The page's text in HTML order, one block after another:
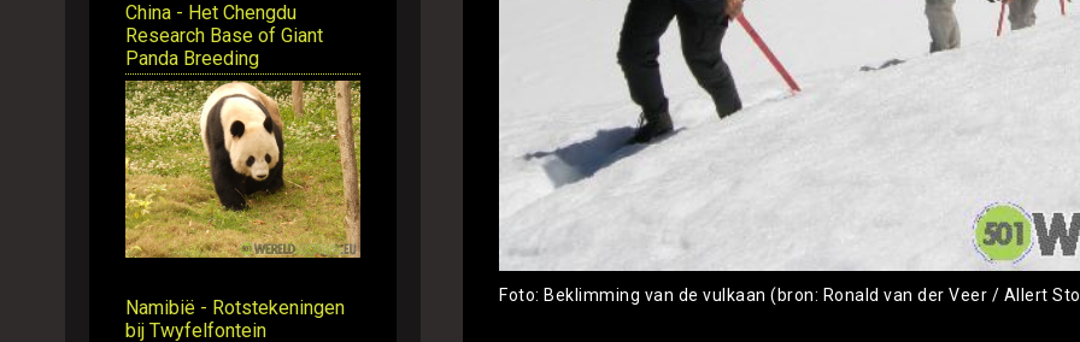
China - Het Chengdu
Research Base of Giant
Panda Breeding
Namibië - Rotstekeningen
bij Twyfelfontein
Foto: Beklimming van de vulkaan (bron: Ronald van der Veer / Allert